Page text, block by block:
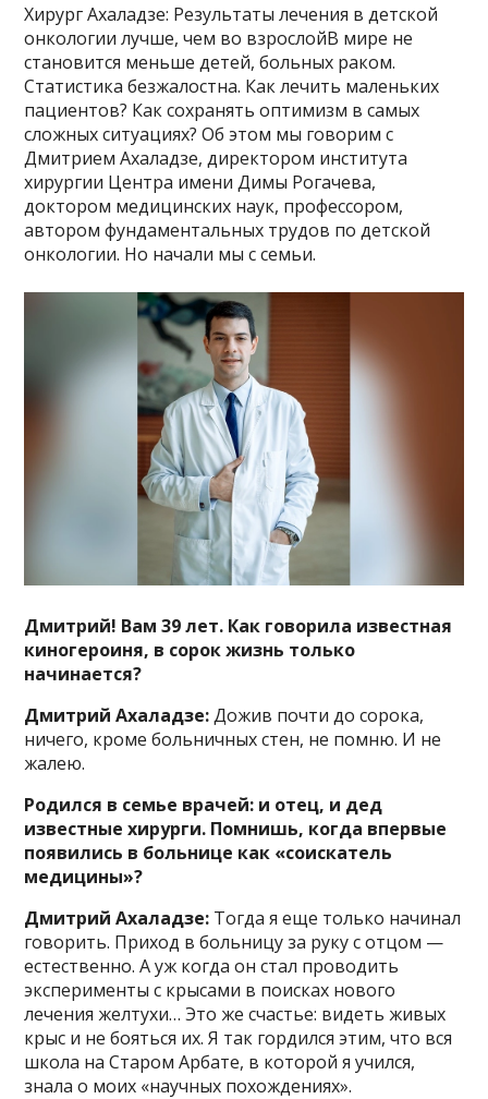
Хирург Ахаладзе: Результаты лечения в детской
онкологии лучше, чем во взрослойВ мире не
становится меньше детей, больных раком.
Статистика безжалостна. Как лечить маленьких
пациентов? Как сохранять оптимизм в самых
сложных ситуациях? Об этом мы говорим с
Дмитрием Ахаладзе, директором института
хирургии Центра имени Димы Рогачева,
доктором медицинских наук, профессором,
автором фундаментальных трудов по детской
онкологии. Но начали мы с семьи.
Дмитрий! Вам 39 лет. Как говорила известная
киногероиня, в сорок жизнь только
начинается?
Дмитрий Ахаладзе:Дожив почти до сорока,
ничего, кроме больничных стен, не помню. И не
жалею.
Родился в семье врачей: и отец, и дед
известные хирурги. Помнишь, когда впервые
появились в больнице как «соискатель
медицины»?
Дмитрий Ахаладзе: Тогда я еще только начинал
говорить. Приход в больницу за руку с отцом —
естественно. А уж когда он стал проводить
эксперименты с крысами в поисках нового
лечения желтухи… Это же счастье: видеть живых
крыс и не бояться их. Я так гордился этим, что вся
школа на Старом Арбате, в которой я учился,
знала о моих «научных похождениях».